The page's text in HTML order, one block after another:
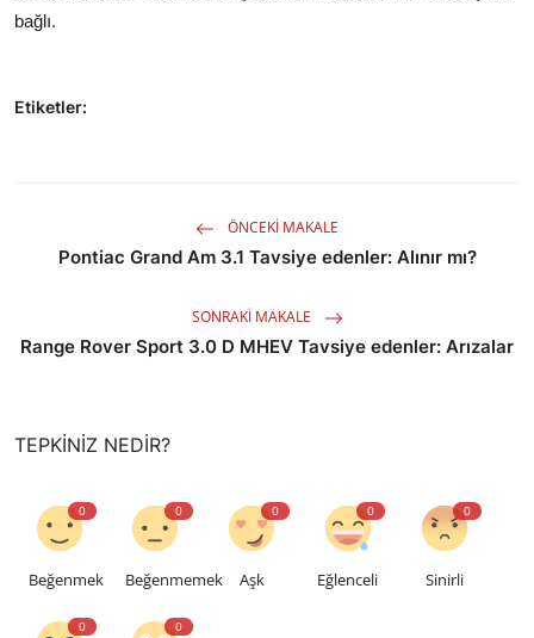
bağlı.
Etiketler:
ÖNCEKI MAKALE
Pontiac Grand Am 3.1 Tavsiye edenler: Alınır mı?
SONRAKI MAKALE
Range Rover Sport 3.0 D MHEV Tavsiye edenler: Arızalar
TEPKINIZ NEDIR?
0
Beğenmek
0
Beğenmemek
0
Aşk
0
Eğlenceli
0
Sinirli
0 0